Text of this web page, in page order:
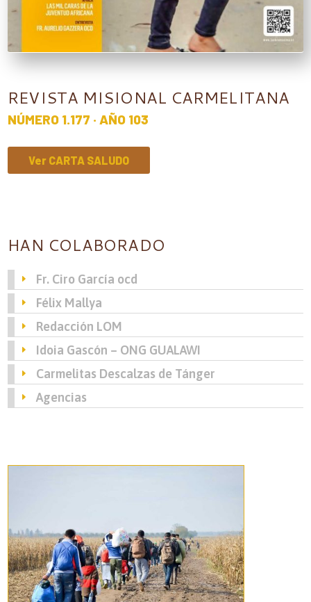
REVISTA MISIONAL CARMELITANA
NÚMERO 1.177 · AÑO 103
Ver CARTA SALUDO
HAN COLABORADO
Fr. Ciro García ocd
Félix Mallya
Redacción LOM
Idoia Gascón – ONG GUALAWI
Carmelitas Descalzas de Tánger
Agencias